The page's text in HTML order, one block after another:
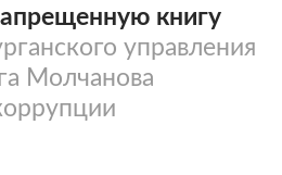
книгу
управления
Молчанова